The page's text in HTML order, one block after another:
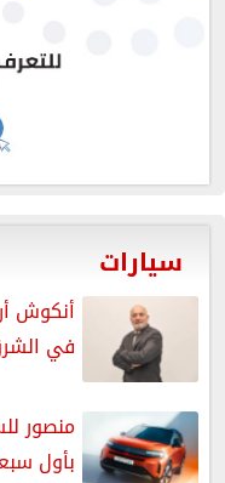
سيارات
في الشرق
منصور
بأول